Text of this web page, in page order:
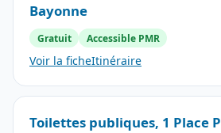
Bayonne
Gratuit Accessible PMR
Voir la ficheItinéraire
Toilettes publiques, 1 Place